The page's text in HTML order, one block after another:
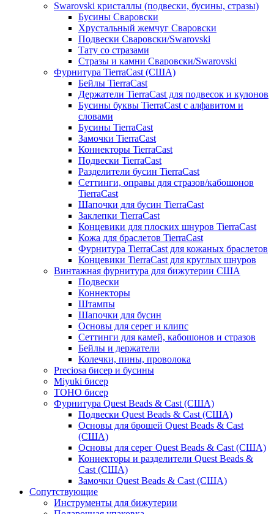
Swarovski кристаллы (подвески, бусины, стразы)
Бусины Сваровски
Хрустальный жемчуг Сваровски
Подвески Сваровски/Swarovski
Тату со стразами
Стразы и камни Сваровски/Swarovski
Фурнитура TierraCast (США)
Бейлы TierraCast
Держатели TierraCast для подвесок и кулонов
Бусины буквы TierraCast с алфавитом и
словами
Бусины TierraCast
Замочки TierraCast
Коннекторы TierraCast
Подвески TierraCast
Разделители бусин TierraCast
Сеттинги, оправы для стразов/кабошонов
TierraCast
Шапочки для бусин TierraCast
Заклепки TierraCast
Концевики для плоских шнуров TierraCast
Кожа для браслетов TierraCast
Фурнитура TierraCast для кожаных браслетов
Концевики TierraCast для круглых шнуров
Винтажная фурнитура для бижутерии США
Подвески
Коннекторы
Штампы
Шапочки для бусин
Основы для серег и клипс
Сеттинги для камей, кабошонов и стразов
Бейлы и держатели
Колечки, пины, проволока
Preciosa бисер и бусины
Miyuki бисер
TOHO бисер
Фурнитура Quest Beads & Cast (США)
Подвески Quest Beads & Cast (США)
Основы для брошей Quest Beads & Cast
(США)
Основы для серег Quest Beads & Cast (США)
Коннекторы и разделители Quest Beads &
Cast (США)
Замочки Quest Beads & Cast (США)
Сопутствующие
Инструменты для бижутерии